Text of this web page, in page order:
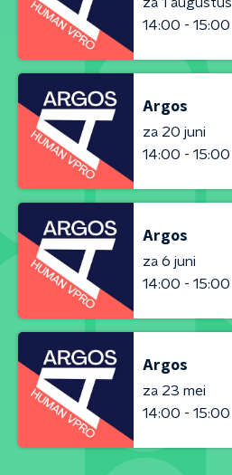
14:00 - 15:00
Argos
za 20 juni
14:00 - 15:00
Argos
za 6 juni
14:00 - 15:00
Argos
za 23 mei
14:00 - 15:00